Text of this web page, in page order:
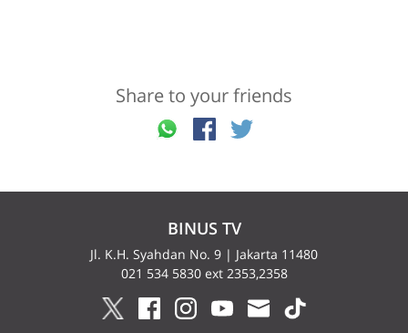
Share to your friends
BINUS TV
Jl. K.H. Syahdan No. 9 | Jakarta 11480
021 534 5830 ext 2353,2358